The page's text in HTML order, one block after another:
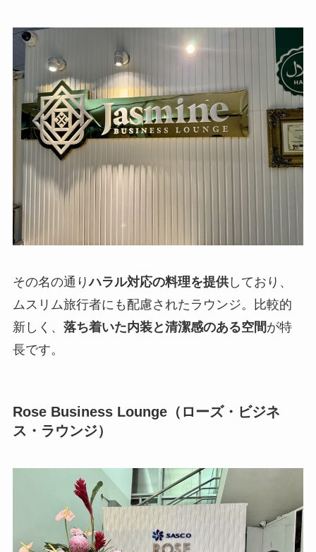
その名の通りハラル対応の料理を提供しており、
ムスリム旅行者にも配慮されたラウンジ。比較的
新しく、 落ち着いた内装と清潔感のある空間が特
長です。
Rose Business Lounge（ローズ・ビジネ
ス・ラウンジ）